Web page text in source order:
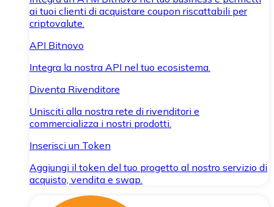
ai tuoi clienti di acquistare coupon riscattabili per
criptovalute.
API Bitnovo
Integra la nostra API nel tuo ecosistema.
Diventa Rivenditore
Unisciti alla nostra rete di rivenditori e
commercializza i nostri prodotti.
Inserisci un Token
Aggiungi il token del tuo progetto al nostro servizio di
acquisto, vendita e swap.